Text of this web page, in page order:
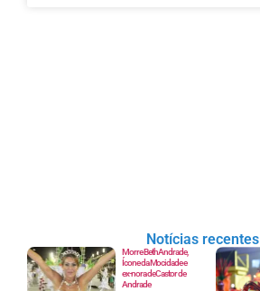
Notícias recentes
Morre Beth Andrade,
Ícone da Mocidade e
ex-nora de Castor de
Andrade